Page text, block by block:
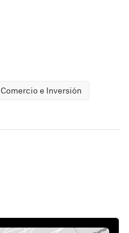
Comercio e Inversión